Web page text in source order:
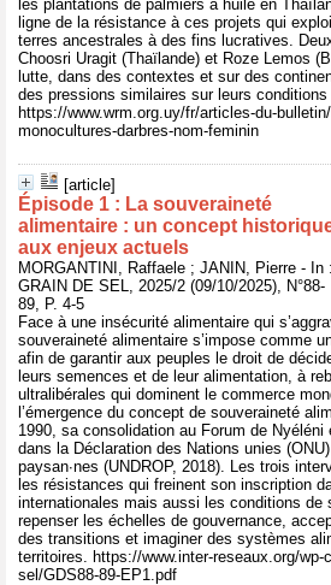
les plantations de palmiers à huile en
ligne de la résistance à ces projets qui
terres ancestrales à des fins lucratives.
Choosri Uragit (Thaïlande) et Roze Lemos
lutte, dans des contextes et sur des
des pressions similaires sur leurs
https://www.wrm.org.uy/fr/articles-du-
monocultures-darbres-nom-feminin
[article]
Épisode 1 : La souveraineté
alimentaire : un concept
aux enjeux actuels
MORGANTINI, Raffaele ; JANIN, Pierre - In :
GRAIN DE SEL, 2025/2 (09/10/2025), N°88-
89, P. 4-5
Face à une insécurité alimentaire qui
souveraineté alimentaire s’impose comme
afin de garantir aux peuples le droit de
leurs semences et de leur alimentation, à
ultralibérales qui dominent le commerce
l’émergence du concept de souveraineté
1990, sa consolidation au Forum de
dans la Déclaration des Nations unies
paysan∙nes (UNDROP, 2018). Les trois
les résistances qui freinent son inscription
internationales mais aussi les conditions
repenser les échelles de gouvernance,
des transitions et imaginer des systèmes
territoires. https://www.inter-reseaux.org/wp-
sel/GDS88-89-EP1.pdf